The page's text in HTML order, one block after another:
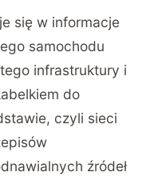
się w informacje
samochodu
infrastruktury i
do
czyli sieci
źródeł